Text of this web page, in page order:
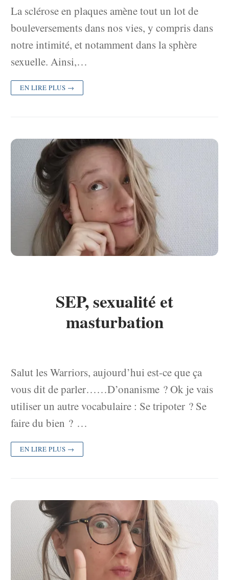
La sclérose en plaques amène tout un lot de
bouleversements dans nos vies, y compris dans
notre intimité, et notamment dans la sphère
sexuelle. Ainsi,…
EN LIRE PLUS →
SEP, sexualité et
masturbation
Salut les Warriors, aujourd’hui est-ce que ça
vous dit de parler……D’onanisme ? Ok je vais
utiliser un autre vocabulaire : Se tripoter ? Se
faire du bien ? …
EN LIRE PLUS →